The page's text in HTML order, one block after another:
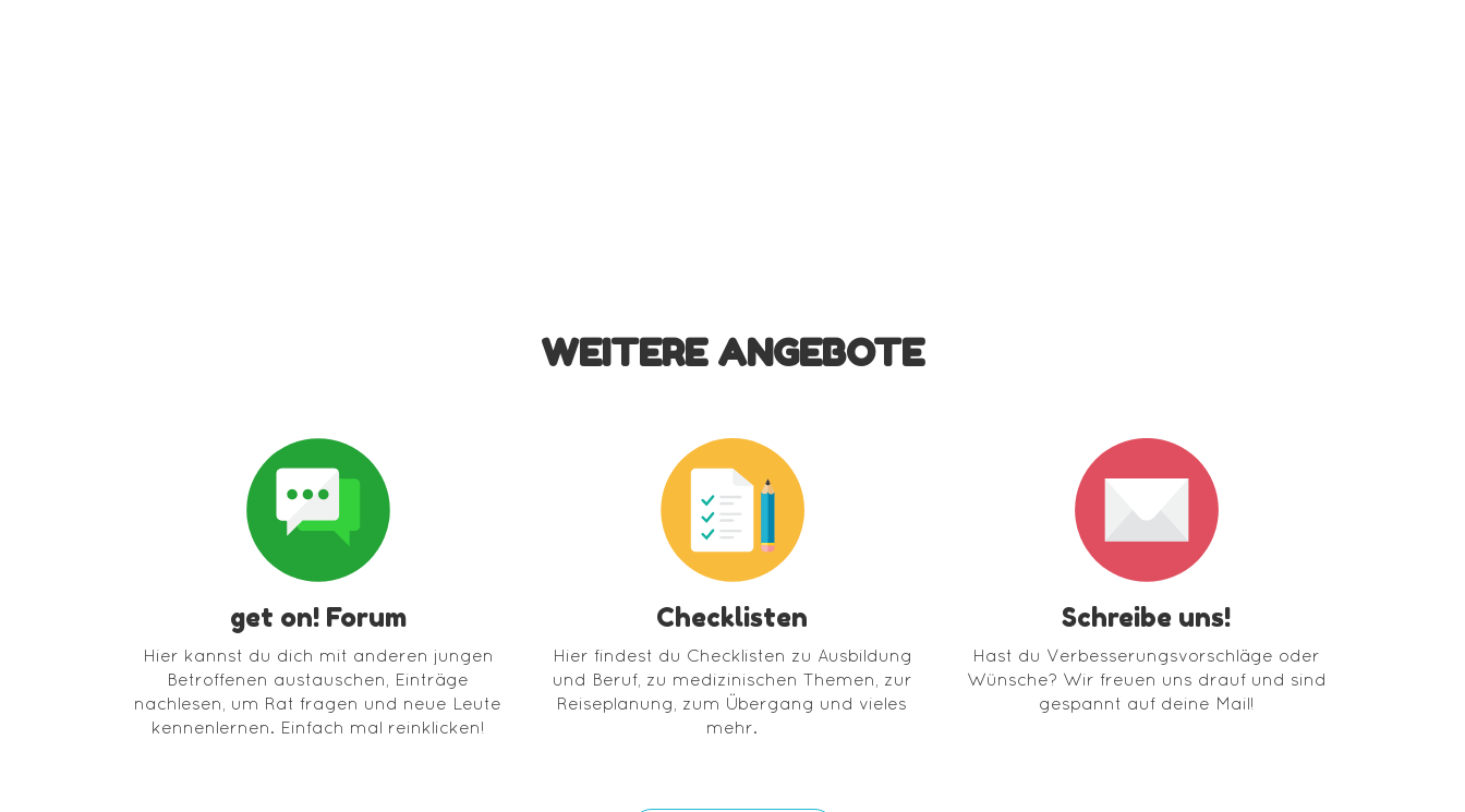
WEITERE ANGEBOTE
get on! Forum
Hier kannst du dich mit anderen jungen
Betroffenen austauschen, Einträge
nachlesen, um Rat fragen und neue Leute
kennenlernen. Einfach mal reinklicken!
Checklisten
Hier findest du Checklisten zu Ausbildung
und Beruf, zu medizinischen Themen, zur
Reiseplanung, zum Übergang und vieles
mehr.
Schreibe uns!
Hast du Verbesserungsvorschläge oder
Wünsche? Wir freuen uns drauf und sind
gespannt auf deine Mail!